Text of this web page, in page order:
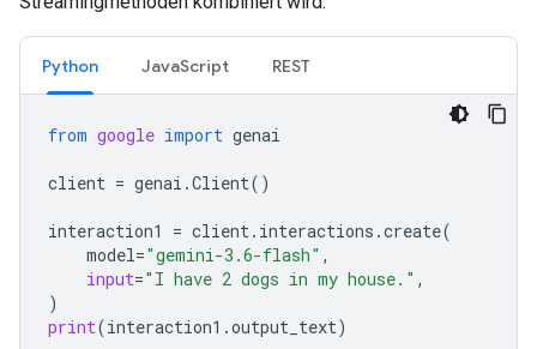
Python JavaScript REST
from google import genai
client = genai .Client()
interaction1 = client. interactions .create(
model="gemini-3.6-flash" ,
input="I have 2 dogs in my house." ,
)
print(interaction1 .output_text)